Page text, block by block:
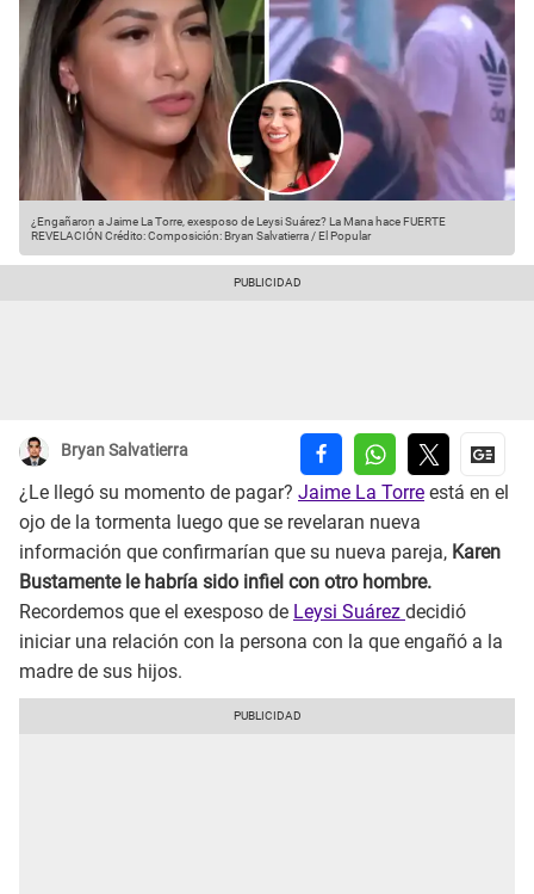
¿Engañaron a Jaime La Torre, exesposo de Leysi Suárez? La Mana hace FUERTE
REVELACIÓNCrédito: Composición: Bryan Salvatierra / El Popular
Bryan Salvatierra
¿Le llegó su momento de pagar? Jaime La Torre está en el
ojo de la tormenta luego que se revelaran nueva
información que confirmarían que su nueva pareja, Karen
Bustamente le habría sido infiel con otro hombre.
Recordemos que el exesposo de Leysi Suárez decidió
iniciar una relación con la persona con la que engañó a la
madre de sus hijos.